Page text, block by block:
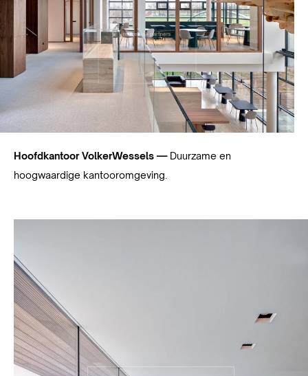
Hoofdkantoor VolkerWessels —Duurzame en
hoogwaardige kantooromgeving.